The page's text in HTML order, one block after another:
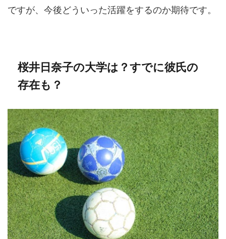
ですが、今後どういった活躍をするのか期待です。
桜井日奈子の大学は？すでに彼氏の
存在も？